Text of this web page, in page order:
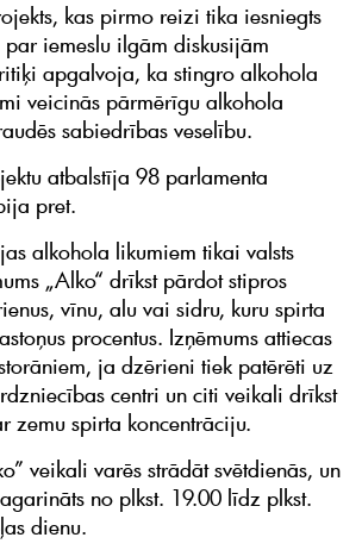
kas pirmo reizi tika iesniegts
iemeslu ilgām diskusijām
apgalvoja, ka stingro alkohola
veicinās pārmērīgu alkohola
sabiedrības veselību.
atbalstīja 98 parlamenta
pret.
alkohola likumiem tikai valsts
„Alko“ drīkst pārdot stipros
vīnu, alu vai sidru, kuru spirta
procentus. Izņēmums attiecas
ja dzērieni tiek patērēti uz
centri un citi veikali drīkst
zemu spirta koncentrāciju.
veikali varēs strādāt svētdienās, un
no plkst. 19.00 līdz plkst.
dienu.